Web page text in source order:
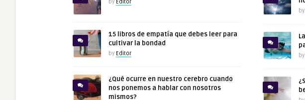
by Editor
15 libros de empatía que debes leer para
cultivar la bondad
by Editor
¿Qué ocurre en nuestro cerebro cuando
nos ponemos a hablar con nosotros
mismos?
by
by